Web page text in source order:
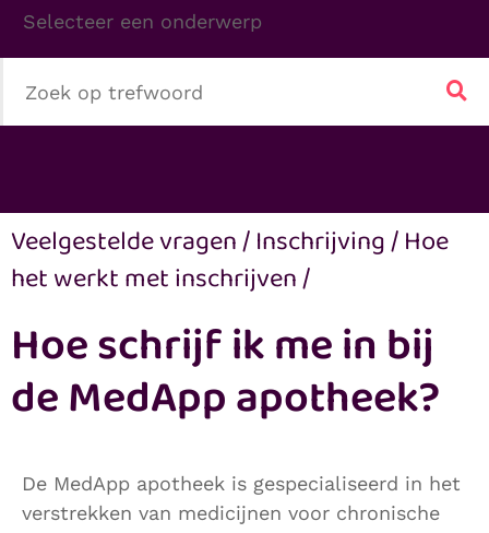
Veelgestelde vragen/Inschrijving/Hoe
het werkt met inschrijven/
Hoe schrijf ik me in bij
de MedApp apotheek?
De MedApp apotheek is gespecialiseerd in het
verstrekken van medicijnen voor chronische